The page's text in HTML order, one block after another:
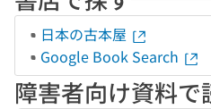
日本の古本屋
Google Book Search
障害者向け資料で